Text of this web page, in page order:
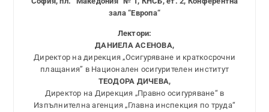
зала “Европа“
Лектори:
ДАНИЕЛА АСЕНОВА,
Директор на дирекция „Осигуряване и краткосрочни
плащания” в Национален осигурителен институт
ТЕОДОРА ДИЧЕВА,
Директор на Дирекция „Правно осигуряване“ в
Изпълнителна агенция „Главна инспекция по труда“